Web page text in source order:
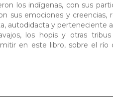
los indígenas, con sus
sus emociones y creencias,
autodidacta y perteneciente
los hopis y otras
en este libro, sobre el